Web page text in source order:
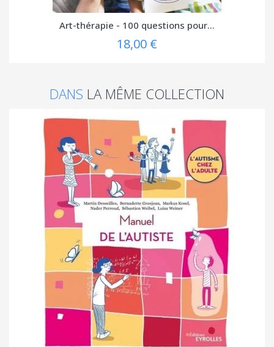
Art-thérapie - 100 questions pour...
18,00 €
DANS LA MÊME COLLECTION